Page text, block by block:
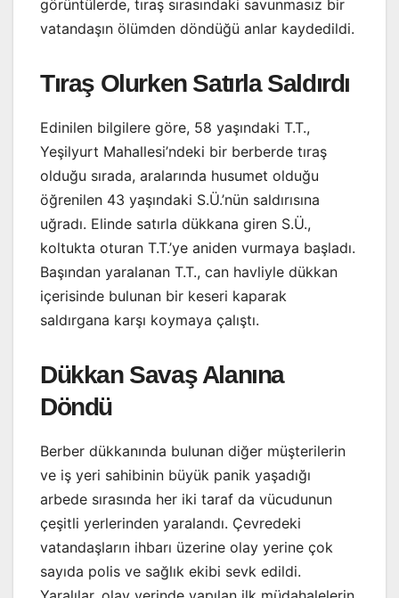
görüntülerde, tıraş sırasındaki savunmasız bir
vatandaşın ölümden döndüğü anlar kaydedildi.
Tıraş Olurken Satırla Saldırdı
Edinilen bilgilere göre, 58 yaşındaki T.T.,
Yeşilyurt Mahallesi’ndeki bir berberde tıraş
olduğu sırada, aralarında husumet olduğu
öğrenilen 43 yaşındaki S.Ü.’nün saldırısına
uğradı. Elinde satırla dükkana giren S.Ü.,
koltukta oturan T.T.’ye aniden vurmaya başladı.
Başından yaralanan T.T., can havliyle dükkan
içerisinde bulunan bir keseri kaparak
saldırgana karşı koymaya çalıştı.
Dükkan Savaş Alanına
Döndü
Berber dükkanında bulunan diğer müşterilerin
ve iş yeri sahibinin büyük panik yaşadığı
arbede sırasında her iki taraf da vücudunun
çeşitli yerlerinden yaralandı. Çevredeki
vatandaşların ihbarı üzerine olay yerine çok
sayıda polis ve sağlık ekibi sevk edildi.